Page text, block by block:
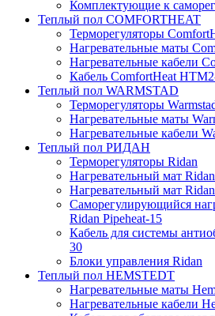
Комплектующие к
Теплый пол COMFORTHEAT
Терморегуляторы
Нагревательные маты
Нагревательные кабели
Кабель ComfortHeat
Теплый пол WARMSTAD
Терморегуляторы
Нагревательные маты
Нагревательные кабели
Теплый пол РИДАН
Терморегуляторы Ridan
Нагревательный мат
Нагревательный мат
Саморегулирующийся
Ridan Pipeheat-15
Кабель для системы
30
Блоки управления Ridan
Теплый пол HEMSTEDT
Нагревательные маты
Нагревательные кабели